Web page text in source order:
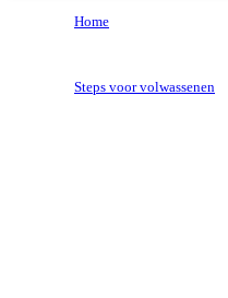
Home
Steps voor volwassenen